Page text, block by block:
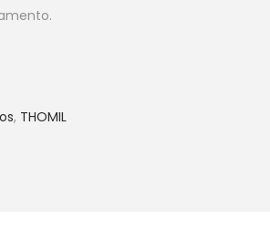
, THOMIL